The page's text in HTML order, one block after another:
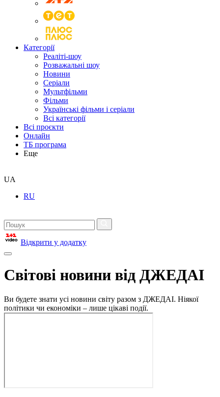
Категорії
Реаліті-шоу
Розважальні шоу
Новини
Серіали
Мультфільми
Фільми
Українські фільми і серіали
Всі категорії
Всі проєкти
Онлайн
ТБ програма
Еще
UA
RU
Відкрити у додатку
Світові новини від ДЖЕДАІ
Ви будете знати усі новини світу разом з ДЖЕДАІ. Ніякої
політики чи економіки – лише цікаві події.